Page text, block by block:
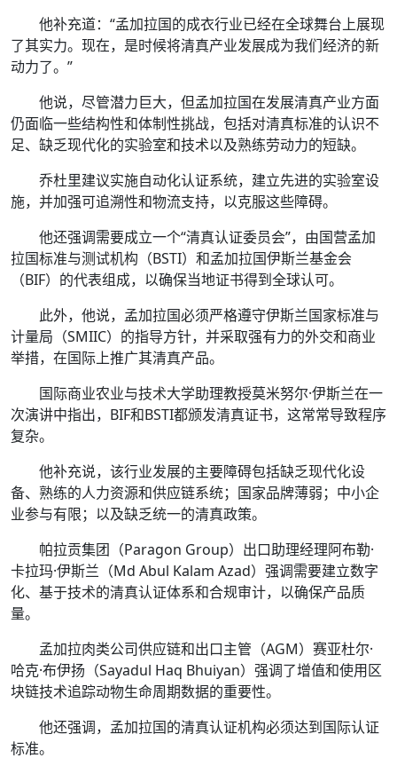
他补充道：“孟加拉国的成衣行业已经在全球舞台上展现
了其实力。现在，是时候将清真产业发展成为我们经济的新
动力了。”
他说，尽管潜力巨大，但孟加拉国在发展清真产业方面
仍面临一些结构性和体制性挑战，包括对清真标准的认识不
足、缺乏现代化的实验室和技术以及熟练劳动力的短缺。
乔杜里建议实施自动化认证系统，建立先进的实验室设
施，并加强可追溯性和物流支持，以克服这些障碍。
他还强调需要成立一个“清真认证委员会”，由国营孟加
拉国标准与测试机构（BSTI）和孟加拉国伊斯兰基金会
（BIF）的代表组成，以确保当地证书得到全球认可。
此外，他说，孟加拉国必须严格遵守伊斯兰国家标准与
计量局（SMIIC）的指导方针，并采取强有力的外交和商业
举措，在国际上推广其清真产品。
国际商业农业与技术大学助理教授莫米努尔·伊斯兰在一
次演讲中指出，BIF和BSTI都颁发清真证书，这常常导致程序
复杂。
他补充说，该行业发展的主要障碍包括缺乏现代化设
备、熟练的人力资源和供应链系统；国家品牌薄弱；中小企
业参与有限；以及缺乏统一的清真政策。
帕拉贡集团（Paragon Group）出口助理经理阿布勒·
卡拉玛·伊斯兰（Md Abul Kalam Azad）强调需要建立数字
化、基于技术的清真认证体系和合规审计，以确保产品质
量。
孟加拉肉类公司供应链和出口主管（AGM）赛亚杜尔·
哈克·布伊扬（Sayadul Haq Bhuiyan）强调了增值和使用区
块链技术追踪动物生命周期数据的重要性。
他还强调，孟加拉国的清真认证机构必须达到国际认证
标准。